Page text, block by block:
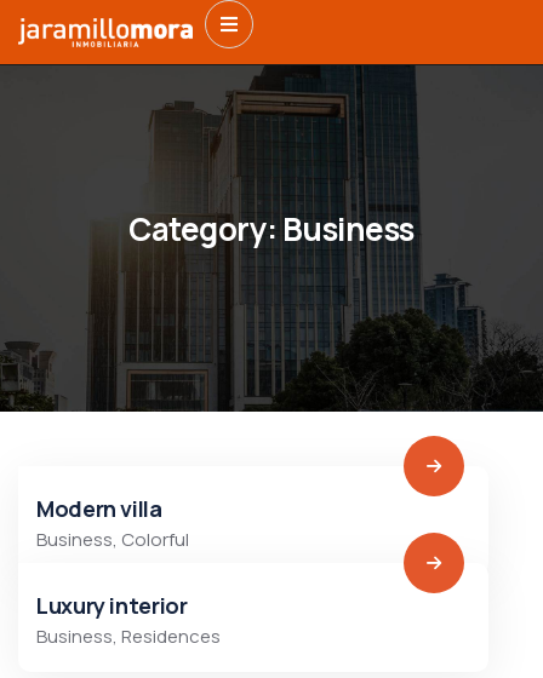
Category: Business
Modern villa
Business, Colorful
Luxury interior
Business, Residences